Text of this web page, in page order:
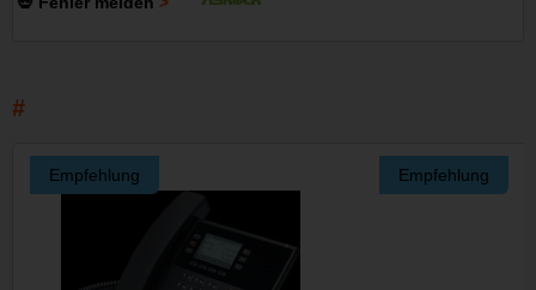
Empfehlung Empfehlung